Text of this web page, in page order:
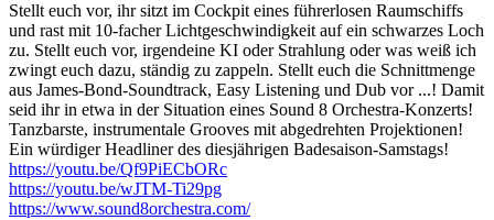
Stellt euch vor, ihr sitzt im Cockpit eines führerlosen Raumschiffs
und rast mit 10-facher Lichtgeschwindigkeit auf ein schwarzes Loch
zu. Stellt euch vor, irgendeine KI oder Strahlung oder was weiß ich
zwingt euch dazu, ständig zu zappeln. Stellt euch die Schnittmenge
aus James-Bond-Soundtrack, Easy Listening und Dub vor ...! Damit
seid ihr in etwa in der Situation eines Sound 8 Orchestra-Konzerts!
Tanzbarste, instrumentale Grooves mit abgedrehten Projektionen!
Ein würdiger Headliner des diesjährigen Badesaison-Samstags!
https://youtu.be/Qf9PiECbORc
https://youtu.be/wJTM-Ti29pg
https://www.sound8orchestra.com/